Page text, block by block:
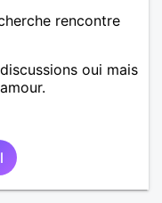
rencontre
oui mais